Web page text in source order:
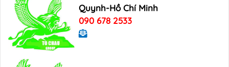
Quynh-Hồ Chí Minh
090 678 2533